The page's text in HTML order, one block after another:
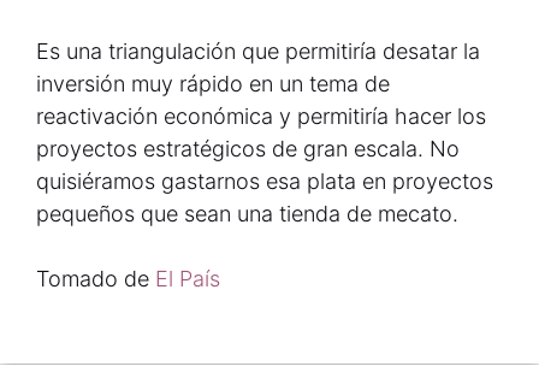
Es una triangulación que permitiría desatar la
inversión muy rápido en un tema de
reactivación económica y permitiría hacer los
proyectos estratégicos de gran escala. No
quisiéramos gastarnos esa plata en proyectos
pequeños que sean una tienda de mecato.
Tomado de El País